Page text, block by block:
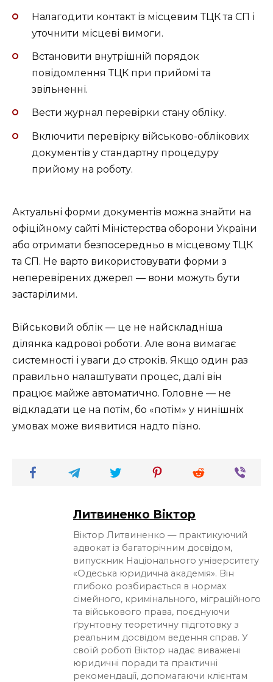
Налагодити контакт із місцевим ТЦК та СП і
уточнити місцеві вимоги.
Встановити внутрішній порядок
повідомлення ТЦК при прийомі та
звільненні.
Вести журнал перевірки стану обліку.
Включити перевірку військово-облікових
документів у стандартну процедуру
прийому на роботу.
Актуальні форми документів можна знайти на
офіційному сайті Міністерства оборони України
або отримати безпосередньо в місцевому ТЦК
та СП. Не варто використовувати форми з
неперевірених джерел — вони можуть бути
застарілими.
Військовий облік — це не найскладніша
ділянка кадрової роботи. Але вона вимагає
системності і уваги до строків. Якщо один раз
правильно налаштувати процес, далі він
працює майже автоматично. Головне — не
відкладати це на потім, бо «потім» у нинішніх
умовах може виявитися надто пізно.
Литвиненко Віктор
Віктор Литвиненко — практикуючий
адвокат із багаторічним досвідом,
випускник Національного університету
«Одеська юридична академія». Він
глибоко розбирається в нормах
сімейного, кримінального, міграційного
та військового права, поєднуючи
ґрунтовну теоретичну підготовку з
реальним досвідом ведення справ. У
своїй роботі Віктор надає виважені
юридичні поради та практичні
рекомендації, допомагаючи клієнтам